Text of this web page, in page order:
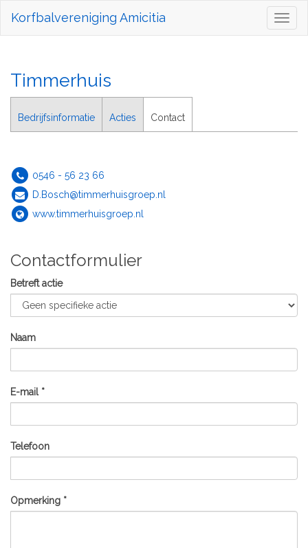
Korfbalvereniging Amicitia
Timmerhuis
Bedrijfsinformatie Acties Contact
0546 - 56 23 66
D.Bosch@timmerhuisgroep.nl
www.timmerhuisgroep.nl
Contactformulier
Betreft actie
Naam
E-mail *
Telefoon
Opmerking *